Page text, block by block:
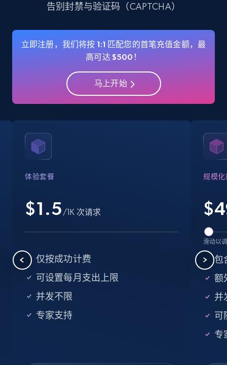
告别封禁与验证码（CAPTCHA）
立即注册，我们将按 1:1 匹配您的首笔充值金额，最
高可达 $500！
马上开始
体验套餐
$1.5 /1K 次请求
仅按成功计费
可设置每月支出上限
并发不限
专家支持
规模化
$
滑动以
包
额
并
可
专